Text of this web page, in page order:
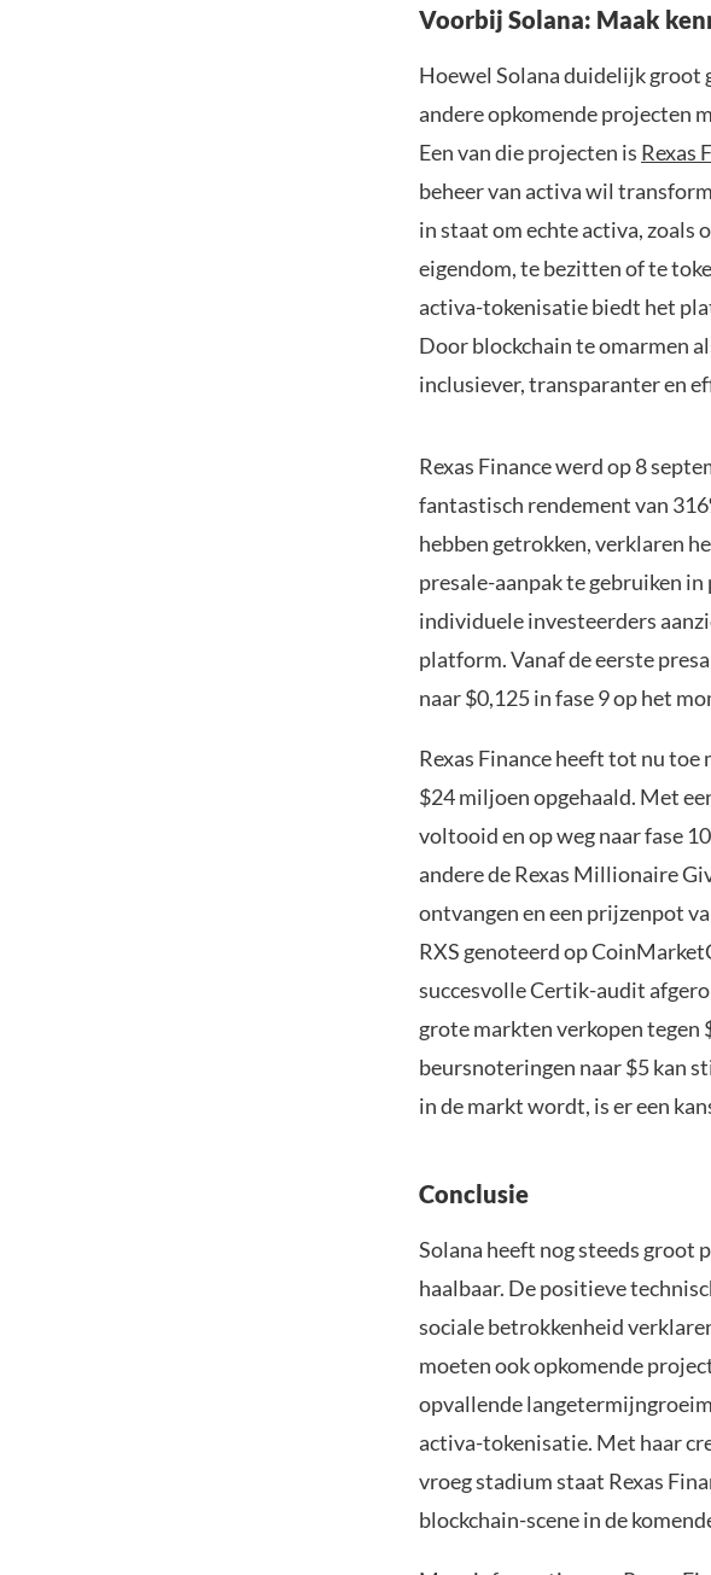
Voorbij Solana: Maak
Hoewel Solana duidelijk groot
andere opkomende projecten
Een van die projecten is Rexas
beheer van activa wil
in staat om echte activa, zoals
eigendom, te bezitten of te
activa-tokenisatie biedt het
Door blockchain te omarmen
inclusiever, transparanter en
Rexas Finance werd op 8
fantastisch rendement van
hebben getrokken, verklaren
presale-aanpak te gebruiken
individuele investeerders
platform. Vanaf de eerste
naar $0,125 in fase 9 op het
Rexas Finance heeft tot nu toe
$24 miljoen opgehaald. Met
voltooid en op weg naar fase
andere de Rexas Millionaire
ontvangen en een prijzenpot
RXS genoteerd op
succesvolle Certik-audit
grote markten verkopen tegen
beursnoteringen naar $5 kan
in de markt wordt, is er een
Conclusie
Solana heeft nog steeds groot
haalbaar. De positieve
sociale betrokkenheid
moeten ook opkomende
opvallende
activa-tokenisatie. Met haar
vroeg stadium staat Rexas
blockchain-scene in de